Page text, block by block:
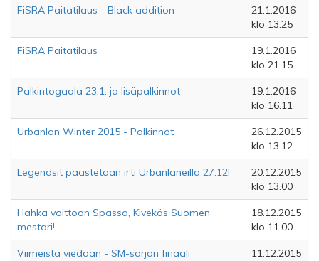
FiSRA Paitatilaus - Black addition
21.1.2016
klo 13.25
FiSRA Paitatilaus
19.1.2016
klo 21.15
Palkintogaala 23.1. ja lisäpalkinnot
19.1.2016
klo 16.11
Urbanlan Winter 2015 - Palkinnot
26.12.2015
klo 13.12
Legendsit päästetään irti Urbanlaneilla 27.12!
20.12.2015
klo 13.00
Hahka voittoon Spassa, Kivekäs Suomen
mestari!
18.12.2015
klo 11.00
Viimeistä viedään - SM-sarjan finaali
11.12.2015